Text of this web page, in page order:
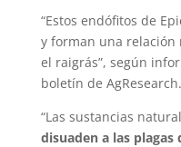
“Estos endófitos de
y forman una relación
el raigrás”, según
boletín de AgResearch.
“Las sustancias
disuaden a las plagas